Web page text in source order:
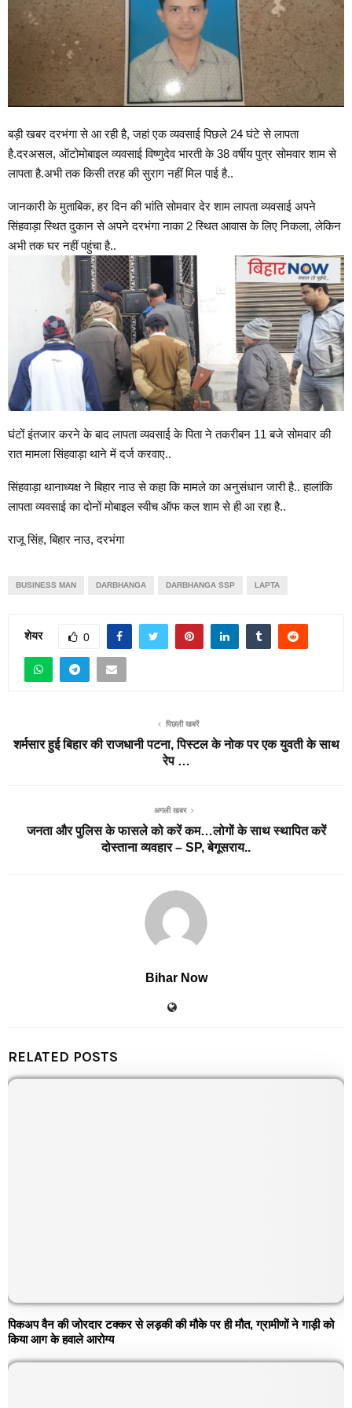
बड़ी खबर दरभंगा से आ रही है, जहां एक व्यवसाई पिछले 24 घंटे से लापता
है.दरअसल, ऑटोमोबाइल व्यवसाई विष्णुदेव भारती के 38 वर्षीय पुत्र सोमवार शाम से
लापता है.अभी तक किसी तरह की सुराग नहीं मिल पाई है..
जानकारी के मुताबिक, हर दिन की भांति सोमवार देर शाम लापता व्यवसाई अपने
सिंहवाड़ा स्थित दुकान से अपने दरभंगा नाका 2 स्थित आवास के लिए निकला, लेकिन
अभी तक घर नहीं पहुंचा है..
घंटों इंतजार करने के बाद लापता व्यवसाई के पिता ने तकरीबन 11 बजे सोमवार की
रात मामला सिंहवाड़ा थाने में दर्ज करवाए..
सिंहवाड़ा थानाध्यक्ष ने बिहार नाउ से कहा कि मामले का अनुसंधान जारी है.. हालांकि
लापता व्यवसाई का दोनों मोबाइल स्वीच ऑफ कल शाम से ही आ रहा है..
राजू सिंह, बिहार नाउ, दरभंगा
BUSINESS MAN DARBHANGA DARBHANGA SSP LAPTA
शेयर 0
पिछली खबरें
शर्मसार हुई बिहार की राजधानी पटना, पिस्टल के नोक पर एक युवती के साथ
रेप …
अगली खबर
जनता और पुलिस के फासले को करें कम…लोगों के साथ स्थापित करें
दोस्ताना व्यवहार – SP, बेगूसराय..
Bihar Now
RELATED POSTS
पिकअप वैन की जोरदार टक्कर से लड़की की मौके पर ही मौत, ग्रामीणों ने गाड़ी को
किया आग के हवाले आरोग्य